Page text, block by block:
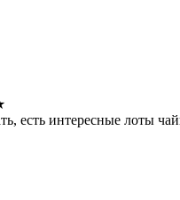
есть интересные лоты